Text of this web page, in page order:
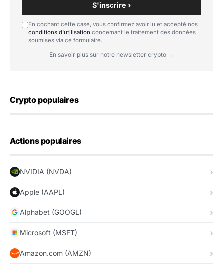
S'inscrire ›
En cochant cette case, vous confirmez avoir lu et accepté nos
conditions d'utilisation concernant le traitement des données
soumises via ce formulaire.
En savoir plus sur notre newsletter crypto →
Crypto populaires
Actions populaires
NVIDIA (NVDA)
Apple (AAPL)
Alphabet (GOOGL)
Microsoft (MSFT)
Amazon.com (AMZN)